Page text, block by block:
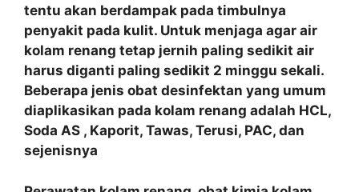
tentu akan berdampak pada timbulnya
penyakit pada kulit. Untuk menjaga agar air
kolam renang tetap jernih paling sedikit air
harus diganti paling sedikit 2 minggu sekali.
Beberapa jenis obat desinfektan yang umum
diaplikasikan pada kolam renang adalah HCL,
Soda AS , Kaporit, Tawas, Terusi, PAC, dan
sejenisnya